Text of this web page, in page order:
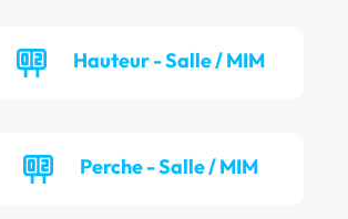
Hauteur - Salle / MIM
Perche - Salle / MIM